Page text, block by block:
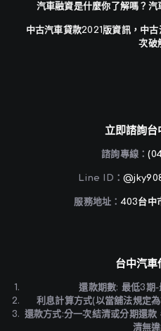
汽車融資是什麼你了解嗎？汽
中古汽車貸款2021版資訊，中
次破
立即諮詢台
諮詢專線：
Line ID：
服務地址：403台中
台中汽車
還款期數: 最低3期
利息計算方式(以當舖法規定
還款方式:分一次結清或分期還
清無